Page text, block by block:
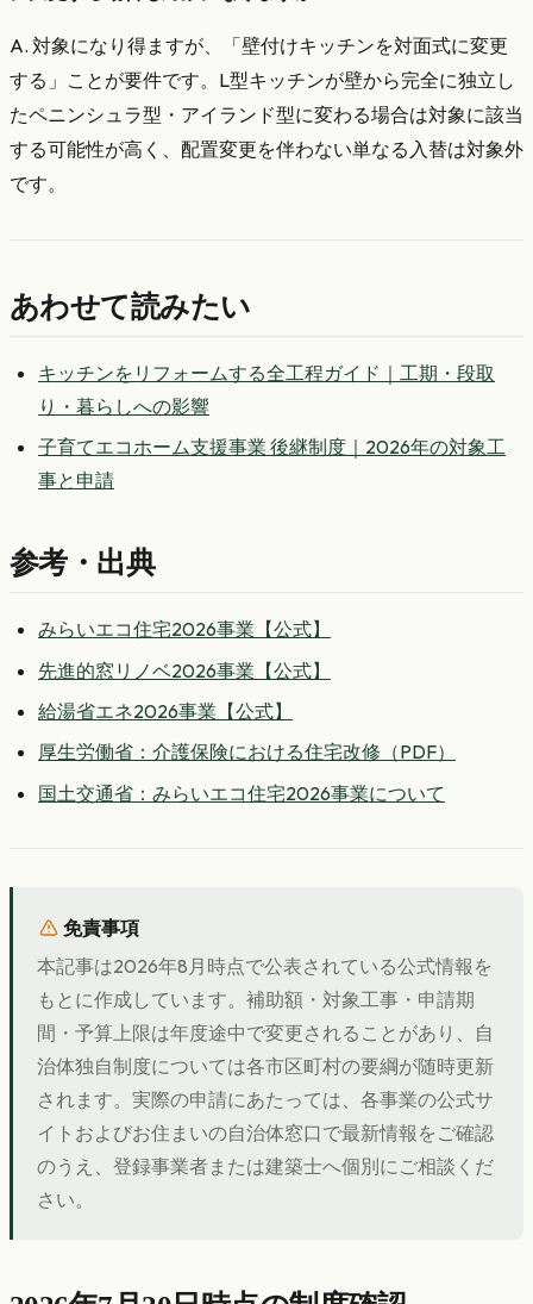
A. 対象になり得ますが、「壁付けキッチンを対面式に変更
する」ことが要件です。L型キッチンが壁から完全に独立し
たペニンシュラ型・アイランド型に変わる場合は対象に該当
する可能性が高く、配置変更を伴わない単なる入替は対象外
です。
あわせて読みたい
キッチンをリフォームする全工程ガイド｜工期・段取
り・暮らしへの影響
子育てエコホーム支援事業 後継制度｜2026年の対象工
事と申請
参考・出典
みらいエコ住宅2026事業【公式】
先進的窓リノベ2026事業【公式】
給湯省エネ2026事業【公式】
厚生労働省：介護保険における住宅改修（PDF）
国土交通省：みらいエコ住宅2026事業について
免責事項
本記事は2026年8月時点で公表されている公式情報を
もとに作成しています。補助額・対象工事・申請期
間・予算上限は年度途中で変更されることがあり、自
治体独自制度については各市区町村の要綱が随時更新
されます。実際の申請にあたっては、各事業の公式サ
イトおよびお住まいの自治体窓口で最新情報をご確認
のうえ、登録事業者または建築士へ個別にご相談くだ
さい。